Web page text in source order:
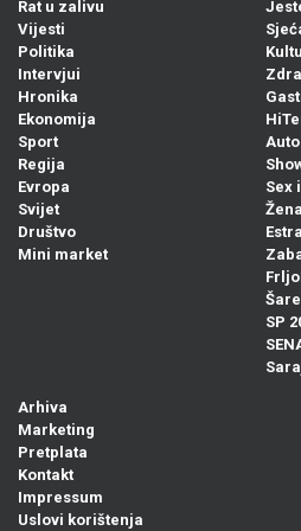
Rat u zalivu
Vijesti
Politika
Intervjui
Hronika
Ekonomija
Sport
Regija
Evropa
Svijet
Društvo
Mini market
Auto
Sex
Žena
SP
Arhiva
Marketing
Pretplata
Kontakt
Impressum
Uslovi korištenja